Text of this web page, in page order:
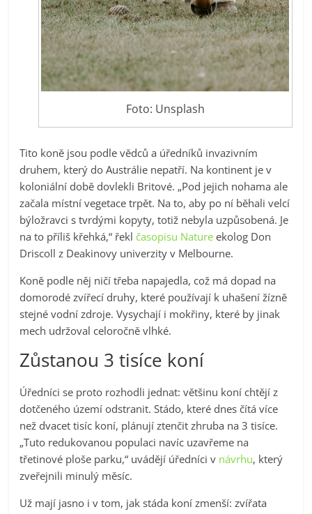
Foto: Unsplash
Tito koně jsou podle vědců a úředníků invazivním
druhem, který do Austrálie nepatří. Na kontinent je v
koloniální době dovlekli Britové. „Pod jejich nohama ale
začala místní vegetace trpět. Na to, aby po ní běhali velcí
býložravci s tvrdými kopyty, totiž nebyla uzpůsobená. Je
na to příliš křehká,“ řeklčasopisu Nature ekolog Don
Driscoll z Deakinovy univerzity v Melbourne.
Koně podle něj ničí třeba napajedla, což má dopad na
domorodé zvířecí druhy, které používají k uhašení žízně
stejné vodní zdroje. Vysychají i mokřiny, které by jinak
mech udržoval celoročně vlhké.
Zůstanou 3 tisíce koní
Úředníci se proto rozhodli jednat: většinu koní chtějí z
dotčeného území odstranit. Stádo, které dnes čítá více
než dvacet tisíc koní, plánují ztenčit zhruba na 3 tisíce.
„Tuto redukovanou populaci navíc uzavřeme na
třetinové ploše parku,“ uvádějí úředníci v návrhu, který
zveřejnili minulý měsíc.
Už mají jasno i v tom, jak stáda koní zmenší: zvířata